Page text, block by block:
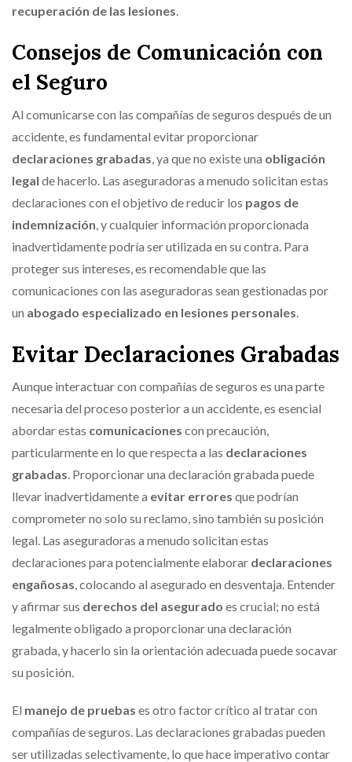
recuperación de las lesiones
Consejos de Comunicación con
el Seguro
Al comunicarse con las compañías de seguros después de un
accidente, es fundamental evitar proporcionar
declaraciones grabadas , ya que no existe una obligación
legal de hacerlo. Las aseguradoras a menudo solicitan estas
declaraciones con el objetivo de reducir los pagos de
indemnización , y cualquier información proporcionada
inadvertidamente podría ser utilizada en su contra. Para
proteger sus intereses, es recomendable que las
comunicaciones con las aseguradoras sean gestionadas por
un abogado especializado en lesiones personales
Evitar Declaraciones Grabadas
Aunque interactuar con compañías de seguros es una parte
necesaria del proceso posterior a un accidente, es esencial
abordar estas comunicaciones con precaución,
particularmente en lo que respecta a las declaraciones
grabadas . Proporcionar una declaración grabada puede
llevar inadvertidamente a evitar errores que podrían
comprometer no solo su reclamo, sino también su posición
legal. Las aseguradoras a menudo solicitan estas
declaraciones para potencialmente elaborar declaraciones
engañosas , colocando al asegurado en desventaja. Entender
y afirmar sus derechos del asegurado es crucial; no está
legalmente obligado a proporcionar una declaración
grabada, y hacerlo sin la orientación adecuada puede socavar
su posición.
El manejo de pruebas es otro factor crítico al tratar con
compañías de seguros. Las declaraciones grabadas pueden
ser utilizadas selectivamente, lo que hace imperativo contar